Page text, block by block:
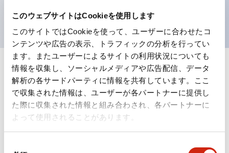
このウェブサイトはCookieを使用します
このサイトではCookieを使って、ユーザーに合わせたコ
ンテンツや広告の表示、トラフィックの分析を行ってい
ます。またユーザーによるサイトの利用状況についても
情報を収集し、ソーシャルメディアや広告配信、データ
解析の各サードパーティに情報を共有しています。ここ
で収集された情報は、ユーザーが各パートナーに提供し
た際に収集された情報と組み合わされ、各パートナーに
よって使用されることがあります。
UL、CSA、TÜV、CCC認証品。
仕様 すべて展開
形状仕様
電気的仕様(照光部定格)
環境仕様